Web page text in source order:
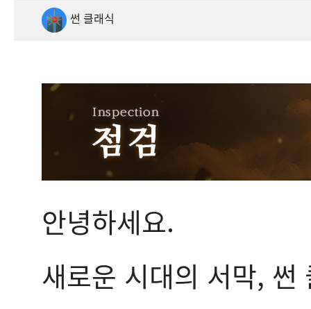
썬 클래식
안녕하세요.
새로운 시대의 서막, 썬